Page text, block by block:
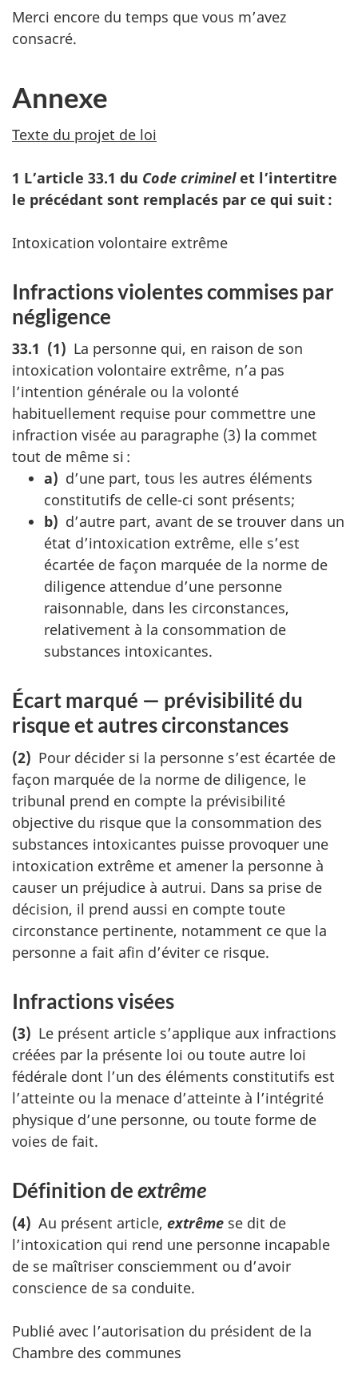
Merci encore du temps que vous m’avez
consacré.
Annexe
Texte du projet de loi
1 L’article 33.‍1 du Code criminelet l’intertitre
le précédant sont remplacés par ce qui suit :
Intoxication volontaire extrême
Infractions violentes commises par
négligence
33.‍1 (1) La personne qui, en raison de son
intoxication volontaire extrême, n’a pas
l’intention générale ou la volonté
habituellement requise pour commettre une
infraction visée au paragraphe (3) la commet
tout de même si :
a) d’une part, tous les autres éléments
constitutifs de celle-ci sont présents;
b) d’autre part, avant de se trouver dans un
état d’intoxication extrême, elle s’est
écartée de façon marquée de la norme de
diligence attendue d’une personne
raisonnable, dans les circonstances,
relativement à la consommation de
substances intoxicantes.
Écart marqué — prévisibilité du
risque et autres circonstances
(2) Pour décider si la personne s’est écartée de
façon marquée de la norme de diligence, le
tribunal prend en compte la prévisibilité
objective du risque que la consommation des
substances intoxicantes puisse provoquer une
intoxication extrême et amener la personne à
causer un préjudice à autrui. Dans sa prise de
décision, il prend aussi en compte toute
circonstance pertinente, notamment ce que la
personne a fait afin d’éviter ce risque.
Infractions visées
(3) Le présent article s’applique aux infractions
créées par la présente loi ou toute autre loi
fédérale dont l’un des éléments constitutifs est
l’atteinte ou la menace d’atteinte à l’intégrité
physique d’une personne, ou toute forme de
voies de fait.
Définition deextrême
(4) Au présent article, extrême se dit de
l’intoxication qui rend une personne incapable
de se maîtriser consciemment ou d’avoir
conscience de sa conduite.
Publié avec l’autorisation du président de la
Chambre des communes